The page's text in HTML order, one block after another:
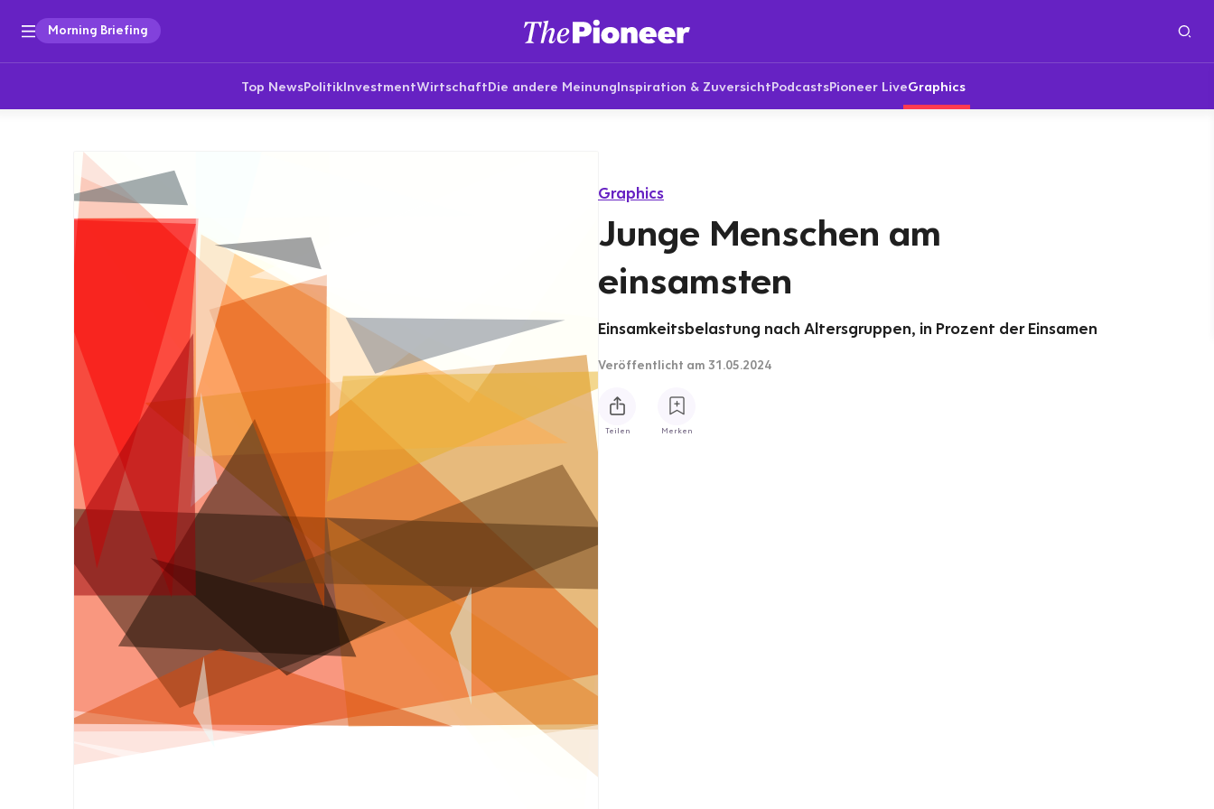
Morning Briefing
Top NewsPolitikInvestmentWirtschaftDie andere MeinungInspiration & ZuversichtPodcastsPioneer LiveGraphics
Graphics
Junge Menschen am
einsamsten
Einsamkeitsbelastung nach Altersgruppen, in Prozent der Einsamen
Veröffentlicht am 31.05.2024
Teilen Merken